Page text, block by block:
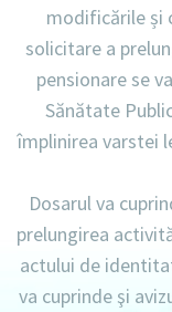
modificările și
solicitare a
pensionare se
Sănătate
împlinirea varstei
Dosarul va
prelungirea
actului de
va cuprinde şi